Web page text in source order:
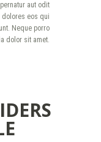
aut odit
dolores eos qui
Neque porro
dolor sit amet.